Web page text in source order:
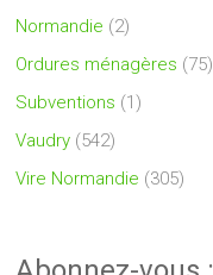
Normandie (2)
Ordures ménagères (75)
Subventions (1)
Vaudry (542)
Vire Normandie (305)